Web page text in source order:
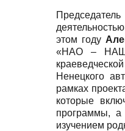
этом году
«НАО – НАШ
Ненецкого
рамках
которые
программы, а
изучением